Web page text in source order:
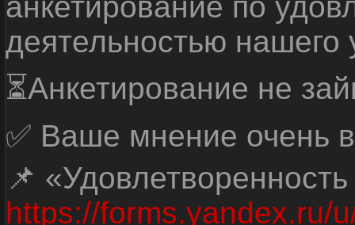
деятельностью нашего
⏳Анкетирование не
✅ Ваше мнение очень
📌
https://forms.yandex.ru/